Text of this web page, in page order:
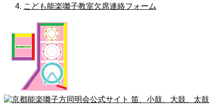
こども能楽囃子教室欠席連絡フォーム